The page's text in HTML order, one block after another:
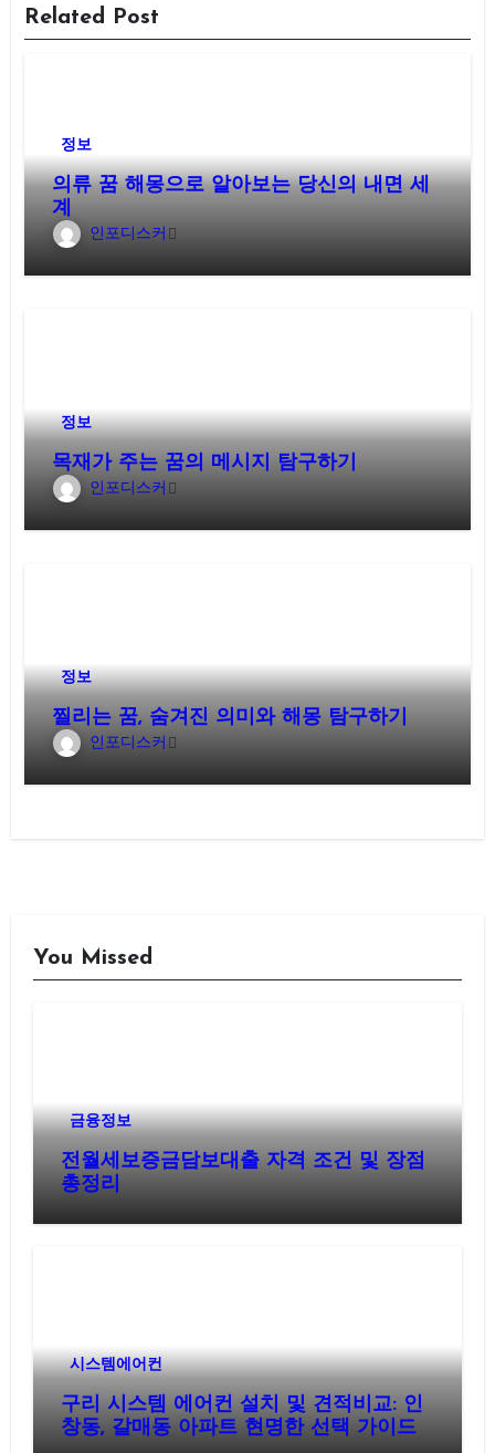
Related Post
정보
의류 꿈 해몽으로 알아보는 당신의 내면 세
계
인포디스커
정보
목재가 주는 꿈의 메시지 탐구하기
인포디스커
정보
찔리는 꿈, 숨겨진 의미와 해몽 탐구하기
인포디스커
You Missed
금융정보
전월세보증금담보대출 자격 조건 및 장점
총정리
시스템에어컨
구리 시스템 에어컨 설치 및 견적비교: 인
창동, 갈매동 아파트 현명한 선택 가이드